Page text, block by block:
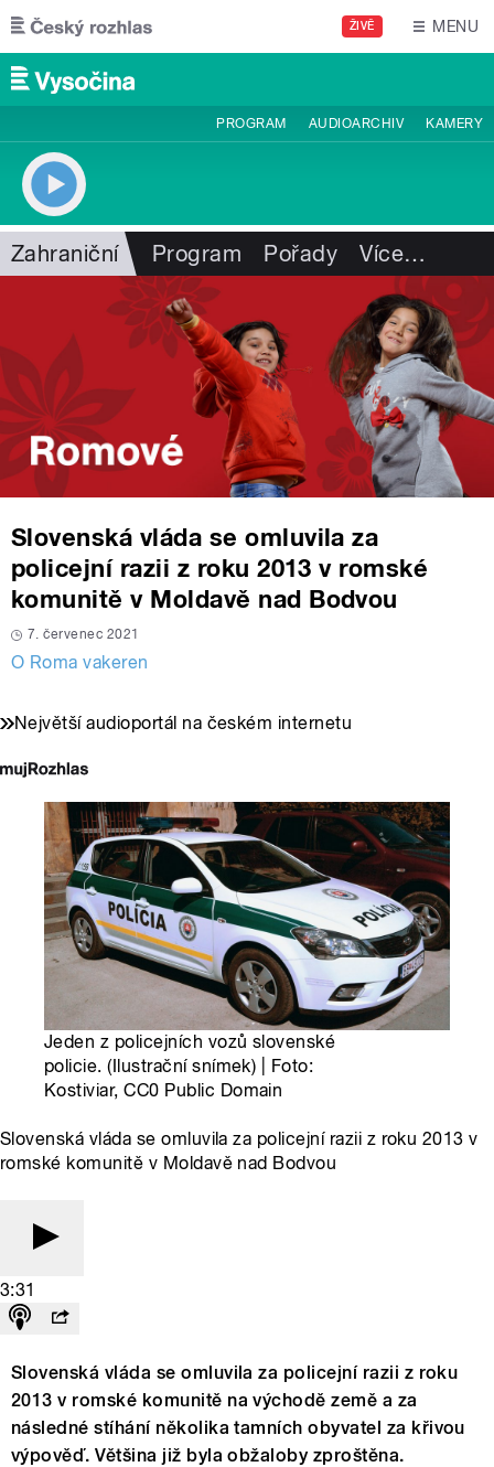
Přejít k hlavnímu obsahu
ŽIVĚ MENU
PROGRAM AUDIOARCHIV KAMERY
Zahraniční Program Pořady Více…
Slovenská vláda se omluvila za
policejní razii z roku 2013 v romské
komunitě v Moldavě nad Bodvou
7. červenec 2021
O Roma vakeren
Největší audioportál na českém internetu
Jeden z policejních vozů slovenské
policie. (Ilustrační snímek) | Foto:
Kostiviar, CC0 Public Domain
Slovenská vláda se omluvila za policejní razii z roku 2013 v
romské komunitě v Moldavě nad Bodvou
3:31
Slovenská vláda se omluvila za policejní razii z roku
2013 v romské komunitě na východě země a za
následné stíhání několika tamních obyvatel za křivou
výpověď. Většina již byla obžaloby zproštěna.